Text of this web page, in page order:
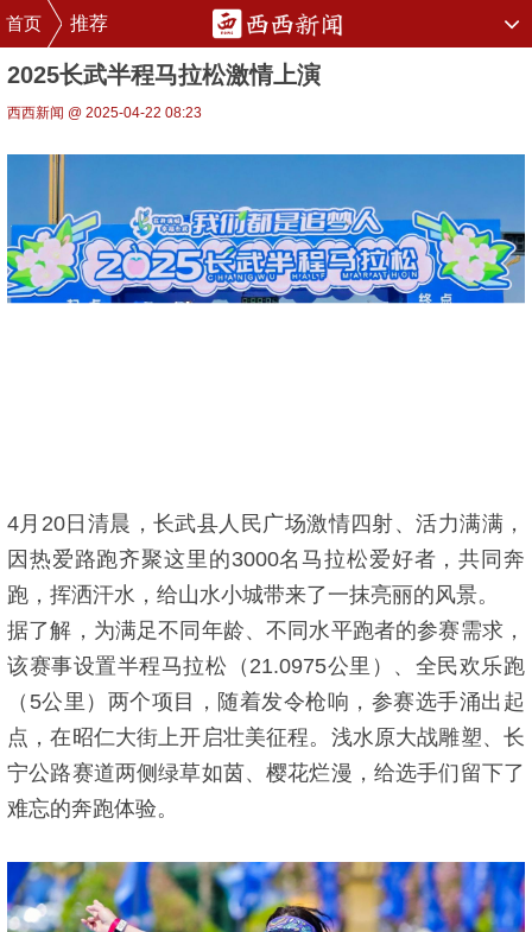
首页 推荐
2025长武半程马拉松激情上演
西西新闻 @ 2025-04-22 08:23
4月20日清晨，长武县人民广场激情四射、活力满满，
因热爱路跑齐聚这里的3000名马拉松爱好者，共同奔
跑，挥洒汗水，给山水小城带来了一抹亮丽的风景。
据了解，为满足不同年龄、不同水平跑者的参赛需求，
该赛事设置半程马拉松（21.0975公里）、全民欢乐跑
（5公里）两个项目，随着发令枪响，参赛选手涌出起
点，在昭仁大街上开启壮美征程。浅水原大战雕塑、长
宁公路赛道两侧绿草如茵、樱花烂漫，给选手们留下了
难忘的奔跑体验。